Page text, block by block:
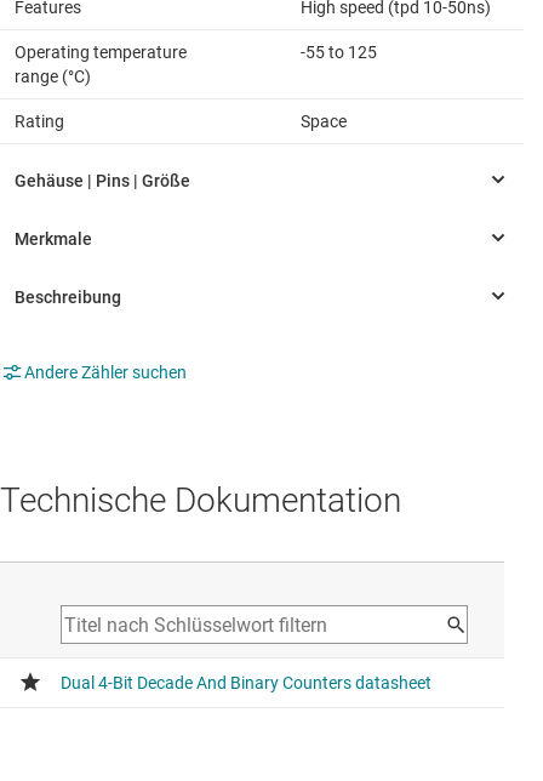
Features High speed (tpd 10-50ns)
Operating temperature
range (°C)
-55 to 125
Rating Space
Andere Zähler suchen
Technische Dokumentation